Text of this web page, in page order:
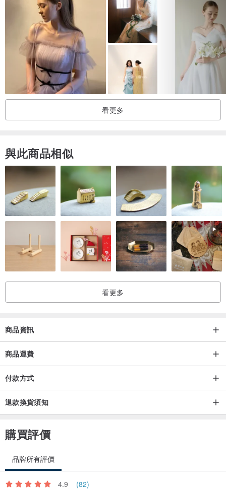
看更多
與此商品相似
看更多
商品資訊
商品運費
付款方式
退款換貨須知
購買評價
品牌所有評價
4.9 (82)